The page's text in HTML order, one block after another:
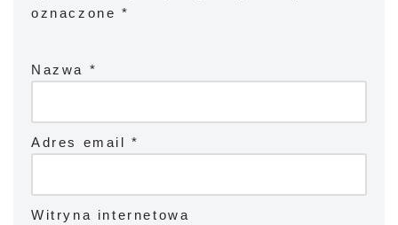
oznaczone *
Nazwa *
Adres email*
Witryna internetowa